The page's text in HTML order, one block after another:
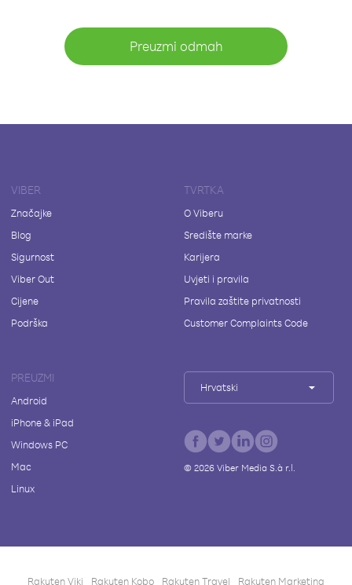
Preuzmi odmah
VIBER
Značajke
Blog
Sigurnost
Viber Out
Cijene
Podrška
TVRTKA
O Viberu
Središte marke
Karijera
Uvjeti i pravila
Pravila zaštite privatnosti
Customer Complaints Code
PREUZMI
Android
iPhone & iPad
Windows PC
Mac
Linux
Hrvatski
© 2026Viber Media S.à r.l.
Rakuten Viki Rakuten Kobo Rakuten Travel Rakuten Marketing